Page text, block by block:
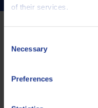
of their services.
Selection
Necessary
Preferences
De nuestro